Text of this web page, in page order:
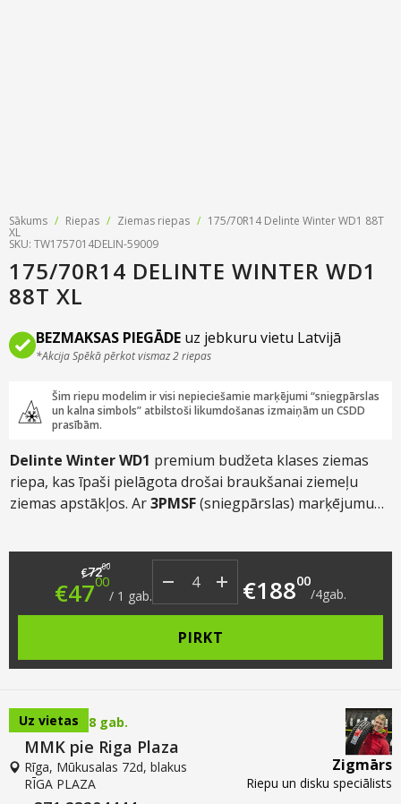
Riepu piegāde
Riepas uz nomaksu
Sākums / Riepas / Ziemas riepas / 175/70R14 Delinte Winter WD1 88T
XL
SKU: TW1757014DELIN-59009
175/70R14 DELINTE WINTER WD1
88T XL
BEZMAKSAS PIEGĀDE uz jebkuru vietu Latvijā
*Akcija Spēkā pērkot vismaz 2 riepas
Šim riepu modelim ir visi nepieciešamie marķējumi “sniegpārslas
un kalna simbols” atbilstoši likumdošanas izmaiņām un CSDD
prasībām.
Delinte Winter WD1 premium budžeta klases ziemas
riepa, kas īpaši pielāgota drošai braukšanai ziemeļu
ziemas apstākļos. Ar3PMSF(sniegpārslas) marķējumu
uz sniega, drošu bremzēšanu uz apledojušiem ceļiem un
efektīvu ūdens novadīšanu, saglabājot elastību pat
ekstremālā aukstumā.
€7200 Original price was: €72.00.
€4700 Current price is: €47.00.
/ 1 gab. €18800
/4gab.
PIRKT
Uz vietas 8 gab.
MMK pie Riga Plaza
Rīga, Mūkusalas 72d, blakus
RĪGA PLAZA
Zigmārs
Riepu un disku speciālists